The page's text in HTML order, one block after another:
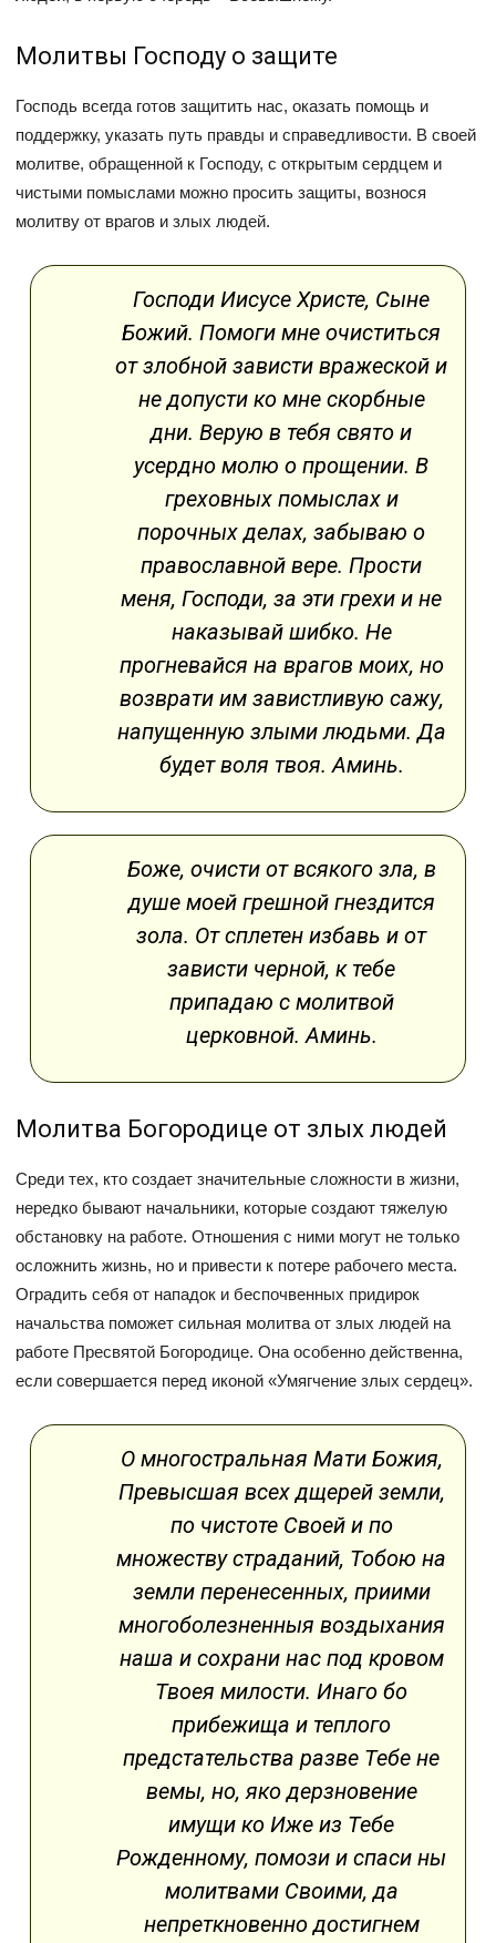
Молитвы Господу о защите
Господь всегда готов защитить нас, оказать помощь и
поддержку, указать путь правды и справедливости. В своей
молитве, обращенной к Господу, с открытым сердцем и
чистыми помыслами можно просить защиты, вознося
молитву от врагов и злых людей.
Господи Иисусе Христе, Сыне
Божий. Помоги мне очиститься
от злобной зависти вражеской и
не допусти ко мне скорбные
дни. Верую в тебя свято и
усердно молю о прощении. В
греховных помыслах и
порочных делах, забываю о
православной вере. Прости
меня, Господи, за эти грехи и не
наказывай шибко. Не
прогневайся на врагов моих, но
возврати им завистливую сажу,
напущенную злыми людьми. Да
будет воля твоя. Аминь.
Боже, очисти от всякого зла, в
душе моей грешной гнездится
зола. От сплетен избавь и от
зависти черной, к тебе
припадаю с молитвой
церковной. Аминь.
Молитва Богородице от злых людей
Среди тех, кто создает значительные сложности в жизни,
нередко бывают начальники, которые создают тяжелую
обстановку на работе. Отношения с ними могут не только
осложнить жизнь, но и привести к потере рабочего места.
Оградить себя от нападок и беспочвенных придирок
начальства поможет сильная молитва от злых людей на
работе Пресвятой Богородице. Она особенно действенна,
если совершается перед иконой «Умягчение злых сердец».
О многостральная Мати Божия,
Превысшая всех дщерей земли,
по чистоте Своей и по
множеству страданий, Тобою на
земли перенесенных, приими
многоболезненныя воздыхания
наша и сохрани нас под кровом
Твоея милости. Инаго бо
прибежища и теплого
предстательства разве Тебе не
вемы, но, яко дерзновение
имущи ко Иже из Тебе
Рожденному, помози и спаси ны
молитвами Своими, да
непреткновенно достигнем